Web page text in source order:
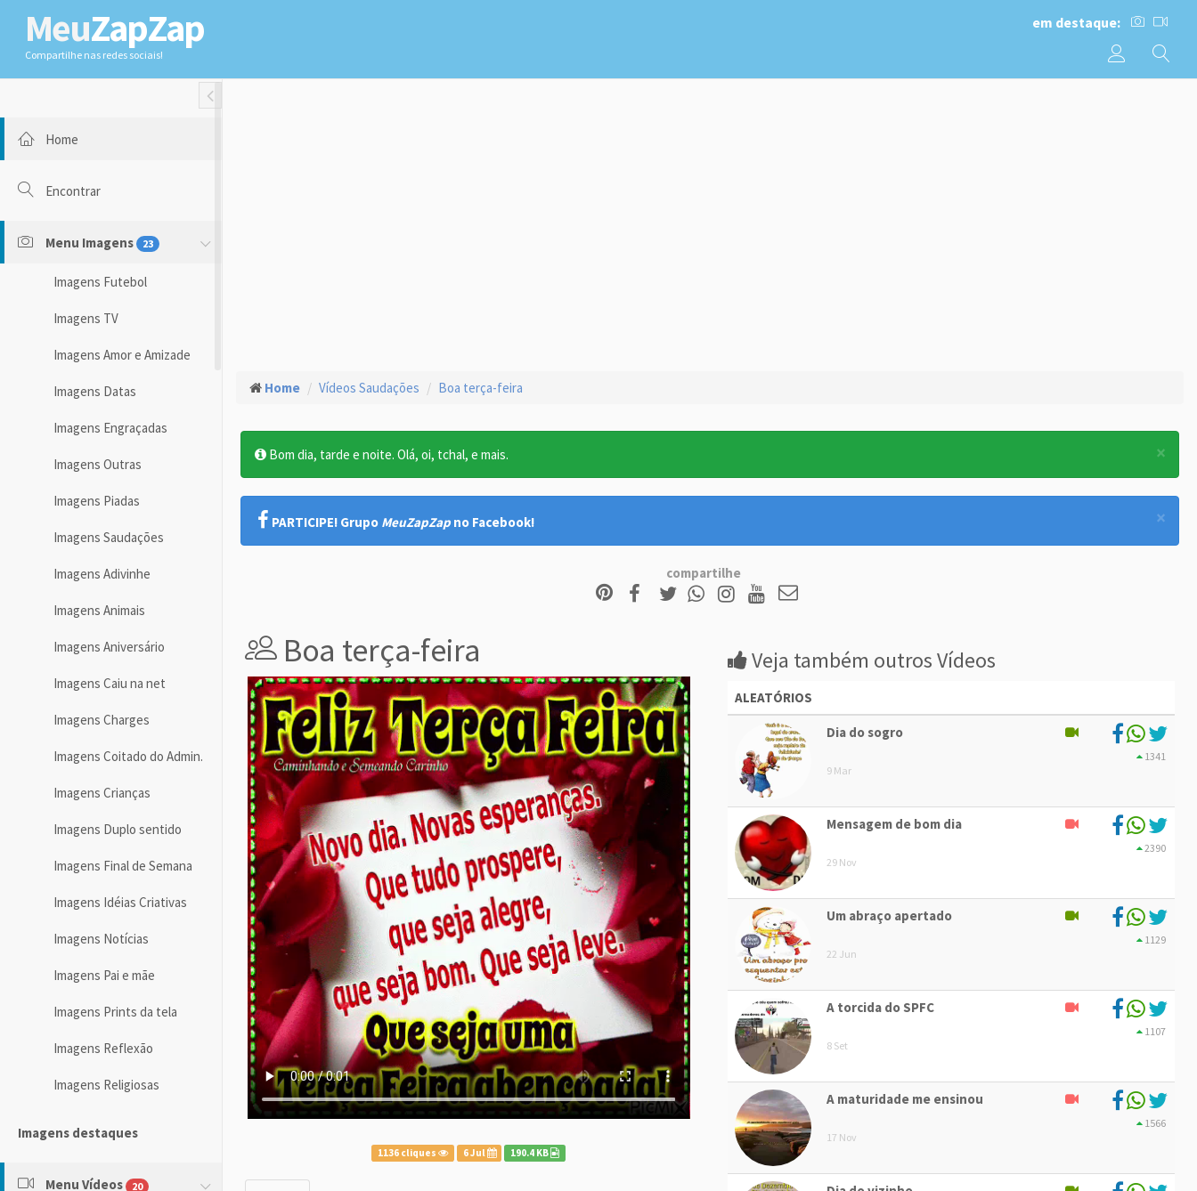
MeuZapZap
Compartilhe nas redes sociais!
em destaque:
Toggle Fullwidth
Home
Encontrar
Menu Imagens 23
Imagens Futebol
Imagens TV
Imagens Amor e Amizade
Imagens Datas
Imagens Engraçadas
Imagens Outras
Imagens Piadas
Imagens Saudações
Imagens Adivinhe
Imagens Animais
Imagens Aniversário
Imagens Caiu na net
Imagens Charges
Imagens Coitado do Admin.
Imagens Crianças
Imagens Duplo sentido
Imagens Final de Semana
Imagens Idéias Criativas
Imagens Notícias
Imagens Pai e mãe
Imagens Prints da tela
Imagens Reflexão
Imagens Religiosas
Imagens destaques
Menu Vídeos 20
Home Vídeos Saudações Boa terça-feira
×
Bom dia, tarde e noite. Olá, oi, tchal, e mais.
×
PARTICIPE! Grupo MeuZapZap no Facebook!
compartilhe
Boa terça-feira
1136 cliques 6 Jul 190.4 KB
Veja também outros Vídeos
ALEATÓRIOS
Dia do sogro
9 Mar
1341
Mensagem de bom dia
29 Nov
2390
Um abraço apertado
22 Jun
1129
A torcida do SPFC
8 Set
1107
A maturidade me ensinou
17 Nov
1566